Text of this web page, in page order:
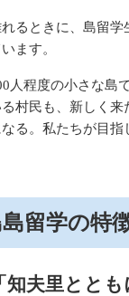
るときに、島留
ます。
人程度の小さな島で
村民も、新しく来
る。私たちが目指
留学の特
知夫里ととも